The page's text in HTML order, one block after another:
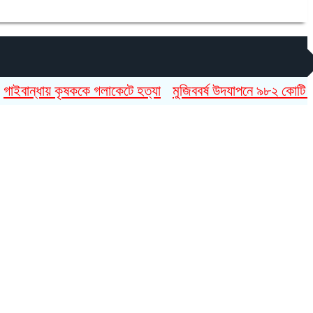
কৃষককে গলাকেটে হত্যা মুজিববর্ষ উদযাপনে ৯৮২ কোটি ৯১ লাখ